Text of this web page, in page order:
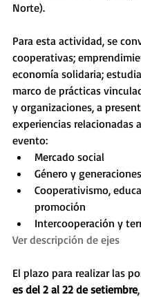
Norte).
Para esta actividad, se
cooperativas;
economía solidaria;
marco de prácticas
y organizaciones, a
experiencias relacionadas
evento:
Mercado social
Género y generaciones
Cooperativismo,
promoción
Intercooperación y
Ver descripción de ejes
El plazo para realizar las
es del 2 al 22 de setiembre